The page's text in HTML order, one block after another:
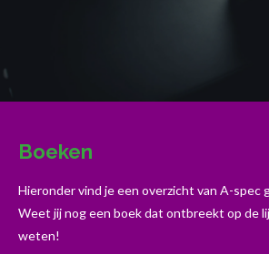
Boeken
Hieronder vind je een overzicht van A-spec
Weet jij nog een boek dat ontbreekt op de
weten!